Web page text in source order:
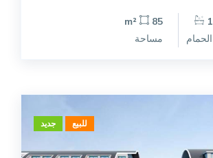
1
الحمام
85 m²
مساحة
للبيع جديد